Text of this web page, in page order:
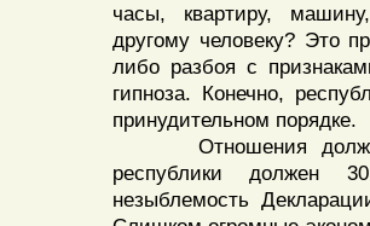
часы, квартиру,
другому человеку? Это
либо разбоя с
гипноза. Конечно,
принудительном порядке.
Отношения должны
республики должен
незыблемость